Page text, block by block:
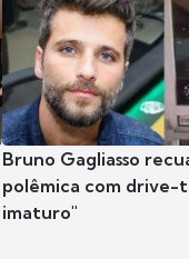
Bruno Gagliasso
polêmica com drive-
imaturo"